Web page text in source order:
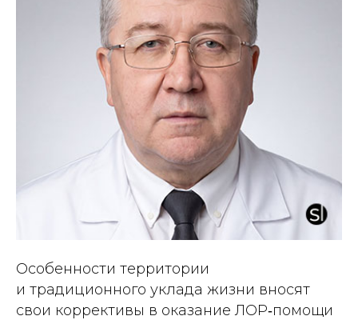
Особенности территории
и традиционного уклада жизни вносят
свои коррективы в оказание ЛОР‑помощи